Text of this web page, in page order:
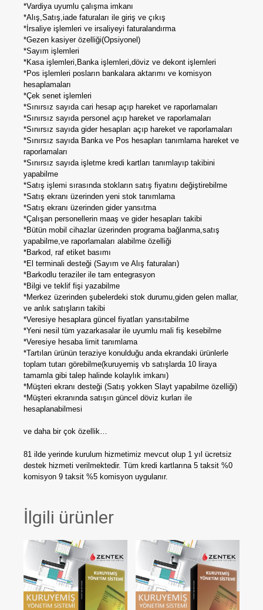
*Vardiya uyumlu çalışma imkanı
*Alış,Satış,iade faturaları ile giriş ve çıkış
*İrsaliye işlemleri ve irsaliyeyi faturalandırma
*Gezen kasiyer özelliği(Opsiyonel)
*Sayım işlemleri
*Kasa işlemleri,Banka işlemleri,döviz ve dekont işlemleri
*Pos işlemleri posların bankalara aktarımı ve komisyon
hesaplamaları
*Çek senet işlemleri
*Sınırsız sayıda cari hesap açıp hareket ve raporlamaları
*Sınırsız sayıda personel açıp hareket ve raporlamaları
*Sınırsız sayıda gider hesapları açıp hareket ve raporlamaları
*Sınırsız sayıda Banka ve Pos hesapları tanımlama hareket ve
raporlamaları
*Sınırsız sayıda işletme kredi kartları tanımlayıp takibini
yapabilme
*Satış işlemi sırasında stokların satış fiyatını değiştirebilme
*Satış ekranı üzerinden yeni stok tanımlama
*Satış ekranı üzerinden gider yansıtma
*Çalışan personellerin maaş ve gider hesapları takibi
*Bütün mobil cihazlar üzerinden programa bağlanma,satış
yapabilme,ve raporlamaları alabilme özelliği
*Barkod, raf etiket basımı
*El terminali desteği (Sayım ve Alış faturaları)
*Barkodlu teraziler ile tam entegrasyon
*Bilgi ve teklif fişi yazabilme
*Merkez üzerinden şubelerdeki stok durumu,giden gelen mallar,
ve anlık satışların takibi
*Veresiye hesaplara güncel fiyatları yansıtabilme
*Yeni nesil tüm yazarkasalar ile uyumlu mali fiş kesebilme
*Veresiye hesaba limit tanımlama
*Tartılan ürünün teraziye konulduğu anda ekrandaki ürünlerle
toplam tutarı görebilme(kuruyemiş vb satışlarda 10 liraya
tamamla gibi talep halinde kolaylık imkanı)
*Müşteri ekranı desteği (Satış yokken Slayt yapabilme özelliği)
*Müşteri ekranında satışın güncel döviz kurları ile
hesaplanabilmesi
ve daha bir çok özellik…
81 ilde yerinde kurulum hizmetimiz mevcut olup 1 yıl ücretsiz
destek hizmeti verilmektedir. Tüm kredi kartlarına 5 taksit %0
komisyon 9 taksit %5 komisyon uygulanır.
İlgili ürünler